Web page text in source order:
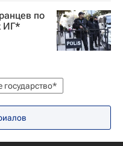
Массовые звонки о "минировании" зданий в России
по
ИГ*
государство*